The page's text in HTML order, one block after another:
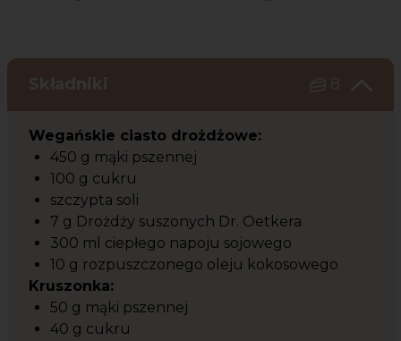
Składniki 8
Wegańskie ciasto drożdżowe:
450 g mąki pszennej
100 g cukru
szczypta soli
7 g Drożdży suszonych Dr. Oetkera
300 ml ciepłego napoju sojowego
10 g rozpuszczonego oleju kokosowego
Kruszonka:
50 g mąki pszennej
40 g cukru